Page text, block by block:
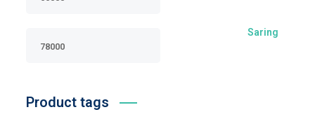
Saring
Product tags